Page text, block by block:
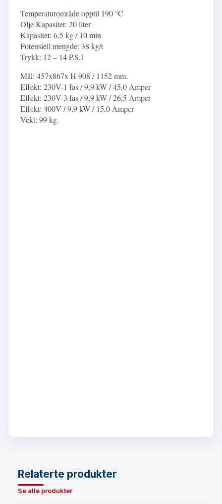
Temperaturområde opptil 190 °C
Olje Kapasitet: 20 liter
Kapasitet: 6,5 kg / 10 min
Potensiell mengde: 38 kg/t
Trykk: 12 – 14 P.S.I
Mål: 457x867x H 908 / 1152 mm.
Effekt: 230V-1 fas / 9,9 kW / 45,0 Amper
Effekt: 230V-3 fas / 9,9 kW / 26,5 Amper
Effekt: 400V / 9,9 kW / 15,0 Amper
Vekt: 99 kg.
Relaterte produkter
Se alle produkter